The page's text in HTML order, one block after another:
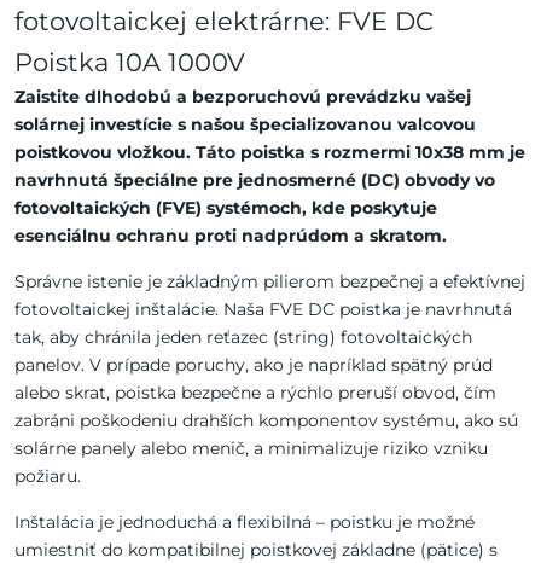
fotovoltaickej elektrárne: FVE DC
Poistka 10A 1000V
Zaistite dlhodobú a bezporuchovú prevádzku vašej
solárnej investície s našou špecializovanou valcovou
poistkovou vložkou. Táto poistka s rozmermi 10x38 mm je
navrhnutá špeciálne pre jednosmerné (DC) obvody vo
fotovoltaických (FVE) systémoch, kde poskytuje
esenciálnu ochranu proti nadprúdom a skratom.
Správne istenie je základným pilierom bezpečnej a efektívnej
fotovoltaickej inštalácie. Naša FVE DC poistka je navrhnutá
tak, aby chránila jeden reťazec (string) fotovoltaických
panelov. V prípade poruchy, ako je napríklad spätný prúd
alebo skrat, poistka bezpečne a rýchlo preruší obvod, čím
zabráni poškodeniu drahších komponentov systému, ako sú
solárne panely alebo menič, a minimalizuje riziko vzniku
požiaru.
Inštalácia je jednoduchá a flexibilná – poistku je možné
umiestniť do kompatibilnej poistkovej základne (pätice) s